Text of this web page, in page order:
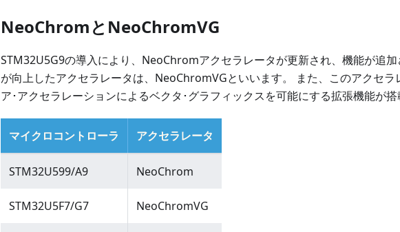
NeoChromとNeoChromVG
STM32U5G9の導入により、NeoChromアクセラレータが更新され、機能が追
が向上したアクセラレータは、NeoChromVGといいます。 また、このアクセラ
ア･アクセラレーションによるベクタ･グラフィックスを可能にする拡張機能が搭
マイクロコントローラ アクセラレータ
STM32U599/A9 NeoChrom
STM32U5F7/G7 NeoChromVG